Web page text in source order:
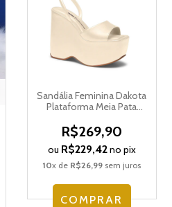
Sandália Feminina Dakota
Plataforma Meia Pata
R$269,90
ou R$229,42no pix
10x de R$26,99 sem juros
COMPRAR